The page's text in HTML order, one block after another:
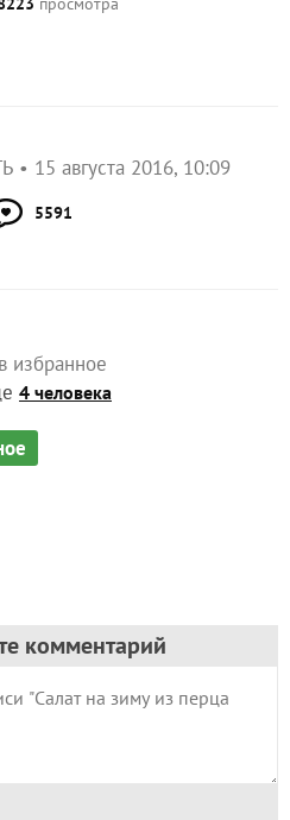
15 августа 2016, 10:09
5591
избранное
4 человека
комментарий